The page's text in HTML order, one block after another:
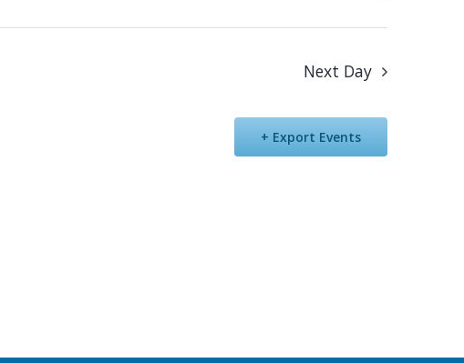
Next Day
Export Events